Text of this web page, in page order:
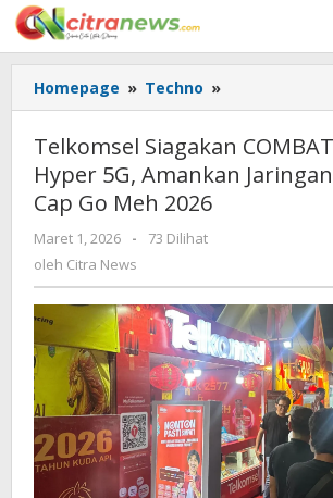
Lewati
ke
konten
Homepage » Techno »
Siagakan
dan
8
Jaringan
Perayaan
Cap
Go
Meh
2026
Telkomsel Siagakan
Hyper 5G, Amankan
Cap Go Meh 2026
Maret 1, 2026
oleh
Citra
-
73 Dilihat
oleh Citra News